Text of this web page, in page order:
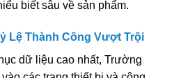
biết sâu về sản phẩm.
Lệ Thành Công Vượt Trội
dữ liệu cao nhất, Trường